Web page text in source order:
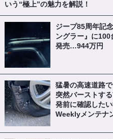
いう“極上”の魅力を解説！
ジープ85周年記
ングラー』に100
発売…944万円
猛暑の高速道路
突然バーストす
発前に確認した
Weeklyメンテナ